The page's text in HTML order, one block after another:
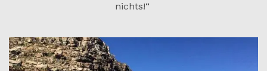
nichts!“